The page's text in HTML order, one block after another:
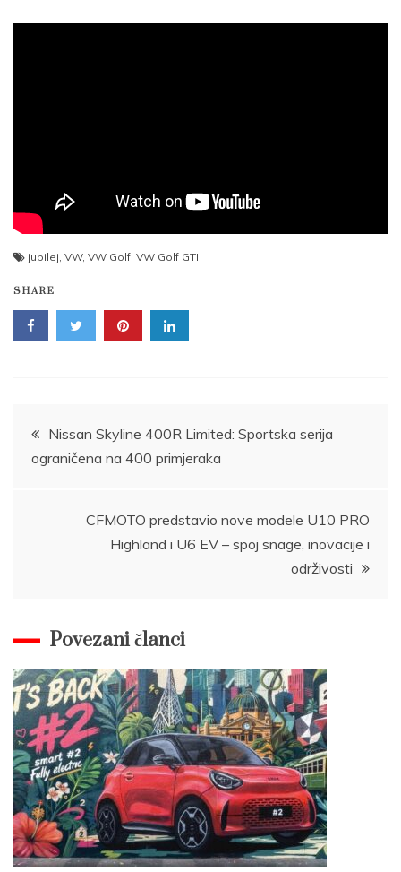
jubilej, VW, VW Golf, VW Golf GTI
SHARE
Post
navigation
Nissan Skyline 400R Limited: Sportska serija
ograničena na 400 primjeraka
CFMOTO predstavio nove modele U10 PRO
Highland i U6 EV – spoj snage, inovacije i
održivosti
Povezani članci